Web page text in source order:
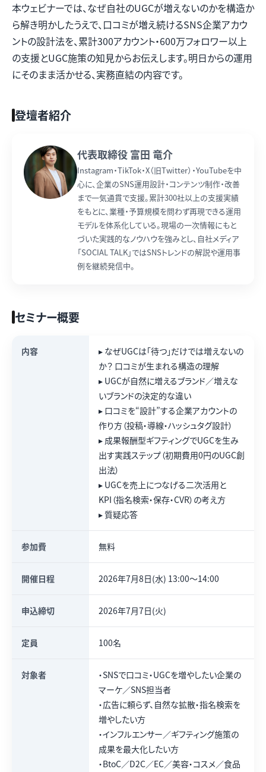
本ウェビナーでは、なぜ自社のUGCが増えないのかを構造か
ら解き明かしたうえで、口コミが増え続けるSNS企業アカウ
ントの設計法を、累計300アカウント・600万フォロワー以上
の支援とUGC施策の知見からお伝えします。明日からの運用
にそのまま活かせる、実務直結の内容です。
登壇者紹介
代表取締役 富田 竜介
Instagram・TikTok・X（旧Twitter）・YouTubeを中
心に、企業のSNS運用設計・コンテンツ制作・改善
まで一気通貫で支援。累計300社以上の支援実績
をもとに、業種・予算規模を問わず再現できる運用
モデルを体系化している。現場の一次情報にもと
づいた実践的なノウハウを強みとし、自社メディア
「SOCIAL TALK」ではSNSトレンドの解説や運用事
例を継続発信中。
セミナー概要
内容
▸ なぜUGCは「待つ」だけでは増えないの
か？ 口コミが生まれる構造の理解
▸ UGCが自然に増えるブランド／増えな
いブランドの決定的な違い
▸ 口コミを“設計”する企業アカウントの
作り方（投稿・導線・ハッシュタグ設計）
▸ 成果報酬型ギフティングでUGCを生み
出す実践ステップ（初期費用0円のUGC創
出法）
▸ UGCを売上につなげる二次活用と
KPI（指名検索・保存・CVR）の考え方
▸ 質疑応答
参加費 無料
開催日程 2026年7月8日(水) 13:00〜14:00
申込締切 2026年7月7日(火)
定員 100名
対象者
・SNSで口コミ・UGCを増やしたい企業の
マーケ／SNS担当者
・広告に頼らず、自然な拡散・指名検索を
増やしたい方
・インフルエンサー／ギフティング施策の
成果を最大化したい方
・BtoC／D2C／EC／美容・コスメ／食品